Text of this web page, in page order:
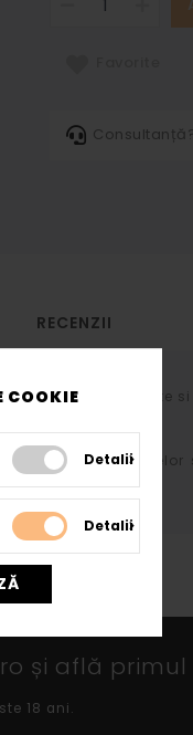
COOKIE
Detalii
Detalii
RECENZII
de inalta densitate
si arcadelor,
și află primul
18 ani.